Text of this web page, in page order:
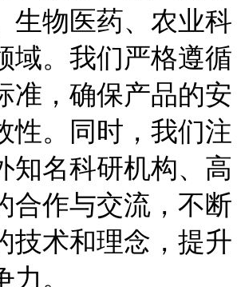
生物医药、农业科
域。我们严格遵循
准，确保产品的安
性。同时，我们注
知名科研机构、高
合作与交流，不断
技术和理念，提升
。